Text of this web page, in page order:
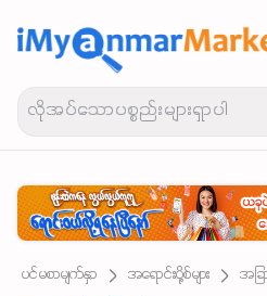
ပင်မစာမျက်နှာ အရောင်းပို့စ်များ
အခြ